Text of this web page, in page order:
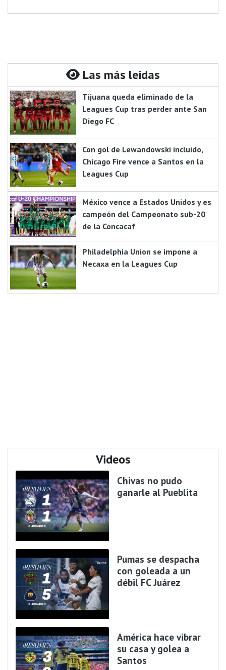
Las más leidas
Tijuana queda eliminado de la
Leagues Cup tras perder ante San
Diego FC
Con gol de Lewandowski incluido,
Chicago Fire vence a Santos en la
Leagues Cup
México vence a Estados Unidos y es
campeón del Campeonato sub-20
de la Concacaf
Philadelphia Union se impone a
Necaxa en la Leagues Cup
Videos
Chivas no pudo
ganarle al Pueblita
Pumas se despacha
con goleada a un
débil FC Juárez
América hace vibrar
su casa y golea a
Santos